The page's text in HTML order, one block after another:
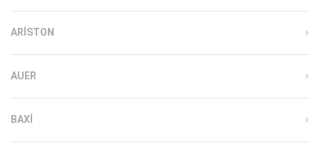
ARISTON
AUER
BAXI